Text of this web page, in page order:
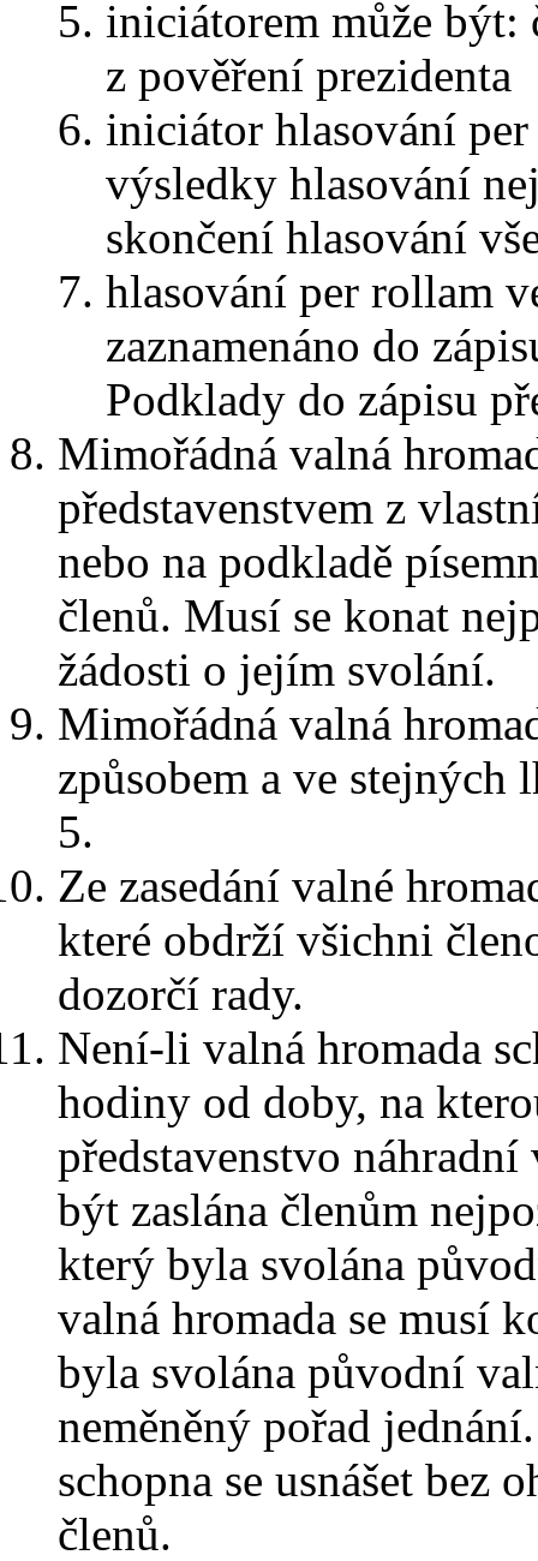
iniciátorem může být:
z pověření prezidenta
iniciátor hlasování
výsledky hlasování
skončení hlasování
hlasování per rollam
zaznamenáno do
Podklady do zápisu
Mimořádná valná
představenstvem z
nebo na podkladě
členů. Musí se konat
žádosti o jejím svolání.
Mimořádná valná
způsobem a ve stejných
5.
Ze zasedání valné
které obdrží všichni
dozorčí rady.
Není-li valná hromada
hodiny od doby, na
představenstvo
být zaslána členům
který byla svolána
valná hromada se musí
byla svolána původní
neměněný pořad
schopna se usnášet bez
členů.